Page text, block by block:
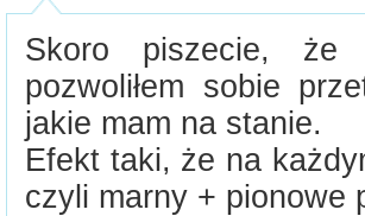
Skoro piszecie,
pozwoliłem sobie
jakie mam na stanie.
Efekt taki, że na
czyli marny + pionowe